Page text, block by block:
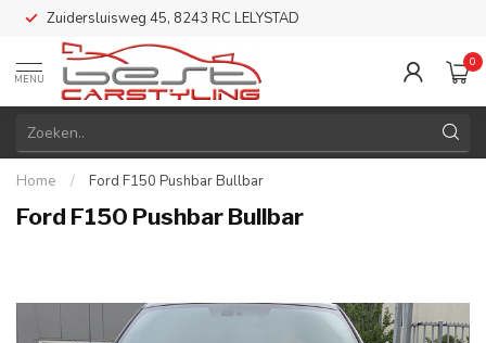
Zuidersluisweg 45, 8243 RC LELYSTAD
MENU
0
Home / Ford F150 Pushbar Bullbar
Ford F150 Pushbar Bullbar